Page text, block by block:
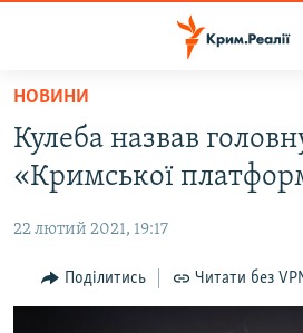
Перейти
основного
матеріалу
Перейти
до
навігації
Перейти
НОВИНИ
ВОДА.КРИМ
ВІДЕО ТА ФОТО
ПОЛІТИКА
БЛОГИ
НОВИНИ
Кулеба назвав
«Кримської
22 лютий 2021, 19:17
Поділитись Читати без